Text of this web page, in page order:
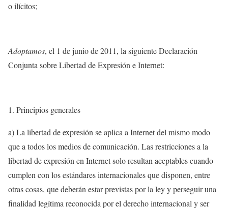
o ilícitos;
Adoptamos, el 1 de junio de 2011, la siguiente Declaración
Conjunta sobre Libertad de Expresión e Internet:
Principios generales
a) La libertad de expresión se aplica a Internet del mismo modo
que a todos los medios de comunicación. Las restricciones a la
libertad de expresión en Internet solo resultan aceptables cuando
cumplen con los estándares internacionales que disponen, entre
otras cosas, que deberán estar previstas por la ley y perseguir una
finalidad legítima reconocida por el derecho internacional y ser